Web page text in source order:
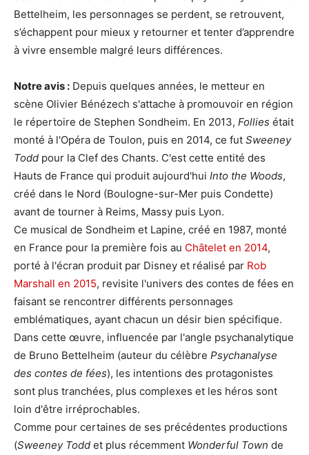
Bettelheim, les personnages se perdent, se retrouvent,
s’échappent pour mieux y retourner et tenter d’apprendre
à vivre ensemble malgré leurs différences.
Notre avis : Depuis quelques années, le metteur en
scène Olivier Bénézech s'attache à promouvoir en région
le répertoire de Stephen Sondheim. En 2013, Follies était
monté à l'Opéra de Toulon, puis en 2014, ce fut Sweeney
Todd pour la Clef des Chants. C'est cette entité des
Hauts de France qui produit aujourd'hui Into the Woods,
créé dans le Nord (Boulogne-sur-Mer puis Condette)
avant de tourner à Reims, Massy puis Lyon.
Ce musical de Sondheim et Lapine, créé en 1987, monté
en France pour la première fois au Châtelet en 2014,
porté à l'écran produit par Disney et réalisé par Rob
Marshall en 2015, revisite l'univers des contes de fées en
faisant se rencontrer différents personnages
emblématiques, ayant chacun un désir bien spécifique.
Dans cette œuvre, influencée par l'angle psychanalytique
de Bruno Bettelheim (auteur du célèbre Psychanalyse
des contes de fées), les intentions des protagonistes
sont plus tranchées, plus complexes et les héros sont
loin d'être irréprochables.
Comme pour certaines de ses précédentes productions
(Sweeney Todd et plus récemment Wonderful Town de